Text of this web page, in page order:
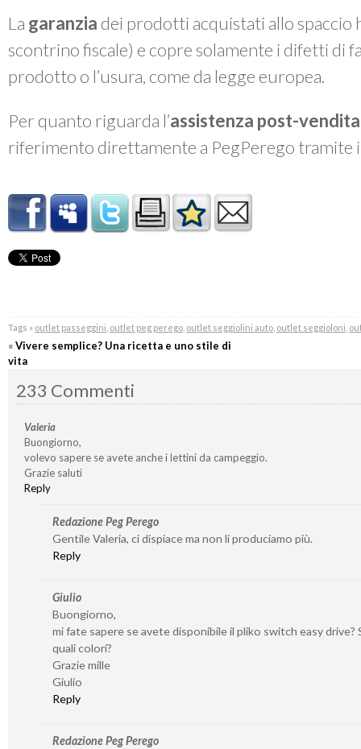
La garanzia dei prodotti acquistati allo spaccio
scontrino fiscale) e copre solamente i difetti di
prodotto o l’usura, come da legge europea.
Per quanto riguarda l’assistenza post-vendita
riferimento direttamente a PegPerego tramite
Tags » outlet passeggini outlet peg perego, outlet seggiolini auto, outlet seggioloni
«Vivere semplice? Una ricetta e uno stile di
vita
233 Commenti
Valeria
Buongiorno,
volevo sapere se avete anche i lettini da campeggio.
Grazie saluti
Reply
Redazione Peg Perego
Gentile Valeria, ci dispiace ma non li produciamo più.
Reply
Giulio
Buongiorno,
mi fate sapere se avete disponibile il pliko switch easy drive?
quali colori?
Grazie mille
Giulio
Reply
Redazione Peg Perego